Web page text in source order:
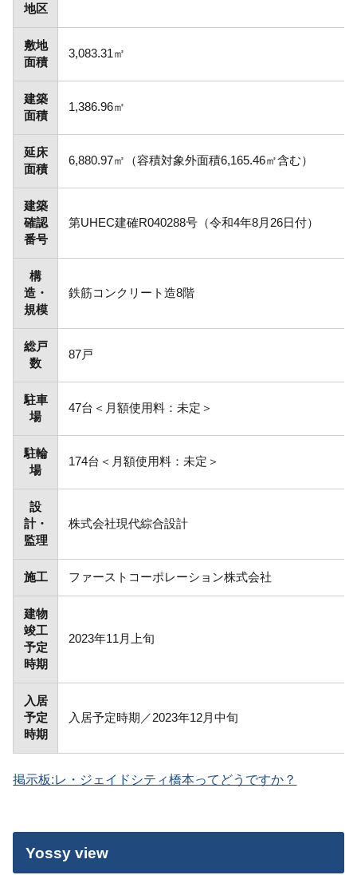
地区
敷地
面積
3,083.31㎡
建築
面積
1,386.96㎡
延床
面積
6,880.97㎡（容積対象外面積6,165.46㎡含む）
建築
確認
番号
第UHEC建確R040288号（令和4年8月26日付）
構
造・
規模
鉄筋コンクリート造8階
総戸
数
87戸
駐車
場
47台＜月額使用料：未定＞
駐輪
場
174台＜月額使用料：未定＞
設
計・
監理
株式会社現代綜合設計
施工 ファーストコーポレーション株式会社
建物
竣工
予定
時期
2023年11月上旬
入居
予定
時期
入居予定時期／2023年12月中旬
掲示板:レ・ジェイドシティ橋本ってどうですか？
Yossy view